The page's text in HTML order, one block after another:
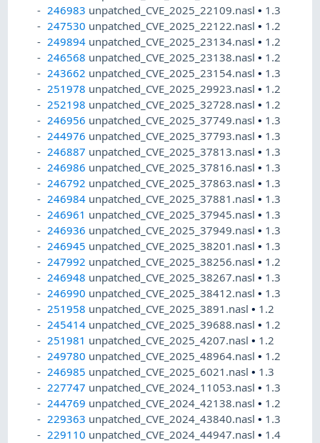
246983 unpatched_CVE_2025_22109.nasl• 1.3
247530 unpatched_CVE_2025_22122.nasl• 1.2
249894 unpatched_CVE_2025_23134.nasl• 1.2
246568 unpatched_CVE_2025_23138.nasl• 1.2
243662 unpatched_CVE_2025_23154.nasl• 1.3
251978 unpatched_CVE_2025_29923.nasl• 1.2
252198 unpatched_CVE_2025_32728.nasl• 1.2
246956 unpatched_CVE_2025_37749.nasl• 1.3
244976 unpatched_CVE_2025_37793.nasl• 1.3
246887 unpatched_CVE_2025_37813.nasl• 1.3
246986 unpatched_CVE_2025_37816.nasl• 1.3
246792 unpatched_CVE_2025_37863.nasl• 1.3
246984 unpatched_CVE_2025_37881.nasl• 1.3
246961 unpatched_CVE_2025_37945.nasl• 1.3
246936 unpatched_CVE_2025_37949.nasl• 1.3
246945 unpatched_CVE_2025_38201.nasl• 1.3
247992 unpatched_CVE_2025_38256.nasl• 1.2
246948 unpatched_CVE_2025_38267.nasl• 1.3
246990 unpatched_CVE_2025_38412.nasl• 1.3
251958 unpatched_CVE_2025_3891.nasl• 1.2
245414 unpatched_CVE_2025_39688.nasl• 1.2
251981 unpatched_CVE_2025_4207.nasl• 1.2
249780 unpatched_CVE_2025_48964.nasl• 1.2
246985 unpatched_CVE_2025_6021.nasl• 1.3
227747 unpatched_CVE_2024_11053.nasl• 1.3
244769 unpatched_CVE_2024_42138.nasl• 1.2
229363 unpatched_CVE_2024_43840.nasl• 1.3
229110 unpatched_CVE_2024_44947.nasl• 1.4